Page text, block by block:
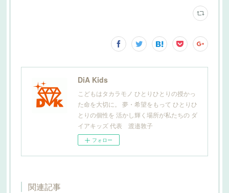
DiA Kids
こどもはタカラモノ ひとりひとりの授かっ
た命を大切に。 夢・希望をもって ひとりひ
とりの個性を 活かし輝く場所が私たちの ダ
イアキッズ 代表 渡邉敦子
フォロー
関連記事